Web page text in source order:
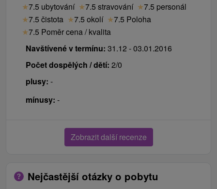
★7.5 ubytování ★7.5 stravování ★7.5 personál
★7.5 čistota ★7.5 okolí ★7.5 Poloha
★7.5 Poměr cena / kvalita
Navštívené v termínu: 31.12 - 03.01.2016
Počet dospělých / dětí: 2/0
plusy: -
mínusy: -
Zobrazit další recenze
Nejčastější otázky o pobytu